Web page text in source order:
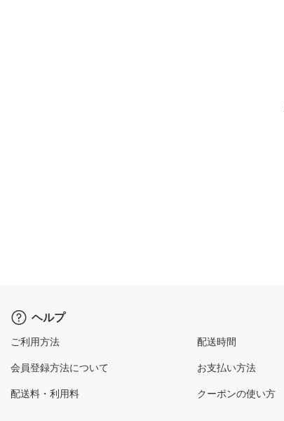
ヘルプ
ご利用方法
会員登録方法について
配送料・利用料
配送時間
お支払い方法
クーポンの使い方